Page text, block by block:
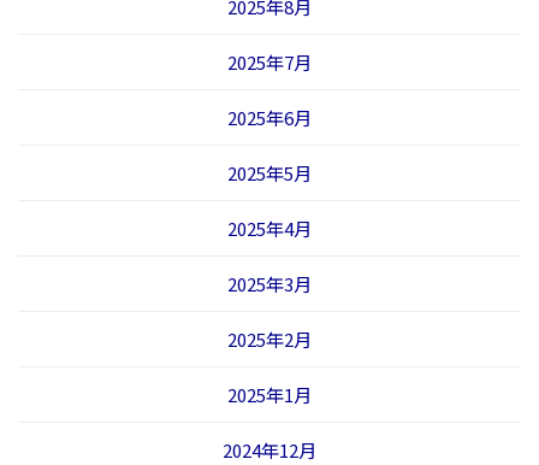
2025年8月
2025年7月
2025年6月
2025年5月
2025年4月
2025年3月
2025年2月
2025年1月
2024年12月